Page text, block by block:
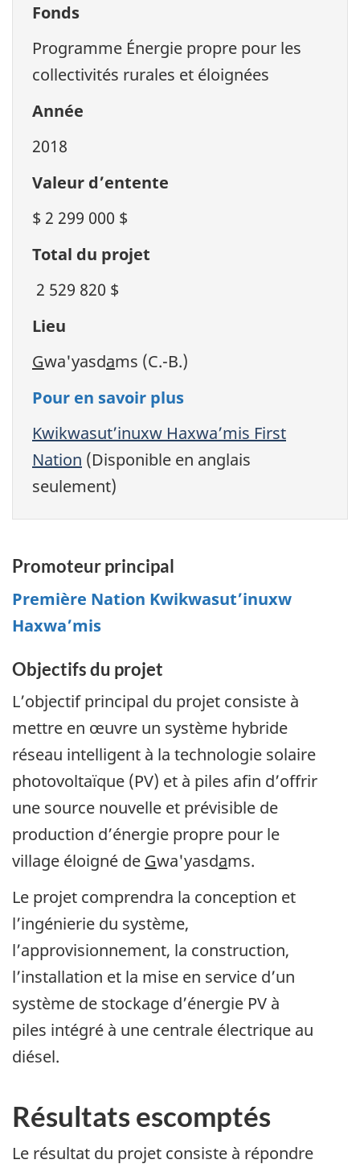
Fonds
Programme Énergie propre pour les
collectivités rurales et éloignées
Année
2018
Valeur d’entente
$ 2 299 000 $
Total du projet
2 529 820 $
Lieu
Gwa'yasdams (C.-B.)
Pour en savoir plus
Kwikwasut’inuxw Haxwa’mis First
Nation (Disponible en anglais
seulement)
Promoteur principal
Première Nation Kwikwasut’inuxw
Haxwa’mis
Objectifs du projet
L’objectif principal du projet consiste à
mettre en œuvre un système hybride
réseau intelligent à la technologie solaire
photovoltaïque (PV) et à piles afin d’offrir
une source nouvelle et prévisible de
production d’énergie propre pour le
village éloigné de Gwa'yasdams.
Le projet comprendra la conception et
l’ingénierie du système,
l’approvisionnement, la construction,
l’installation et la mise en service d’un
système de stockage d’énergie PV à
piles intégré à une centrale électrique au
diésel.
Résultats escomptés
Le résultat du projet consiste à répondre